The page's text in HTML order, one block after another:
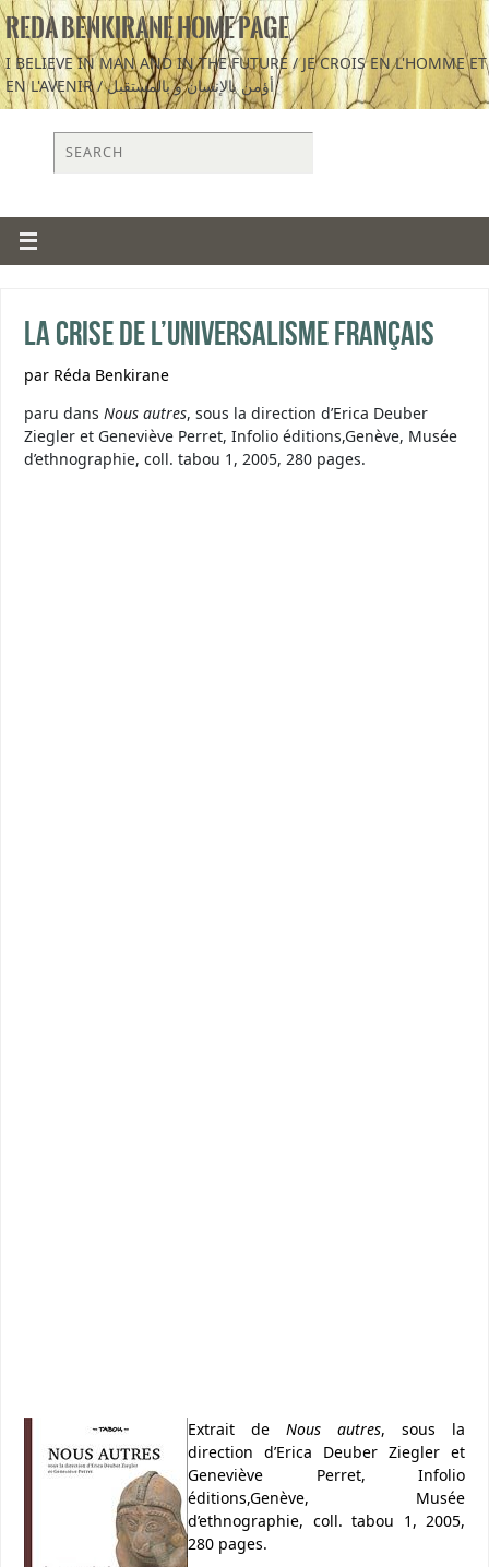
REDA BENKIRANE HOME PAGE
I BELIEVE IN MAN AND IN THE FUTURE / JE CROIS EN L'HOMME ET
EN L'AVENIR / أؤمن بالإنسان و بالمستقبل
La crise de l’universalisme français
par Réda Benkirane
paru dans Nous autres, sous la direction d’Erica Deuber
Ziegler et Geneviève Perret, Infolio éditions,Genève, Musée
d’ethnographie, coll. tabou 1, 2005, 280 pages.
Extrait de Nous autres, sous la
direction d’Erica Deuber Ziegler et
Geneviève Perret,
Infolio
éditions,Genève, Musée
d’ethnographie, coll. tabou 1, 2005,
280 pages.